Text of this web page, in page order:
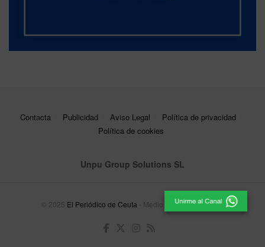
Contacta Publicidad Aviso Legal
Política de privacidad
Política de cookies
Unpu Group Solutions SL
© 2025 El Periódico de Ceuta - Medio de Comunicación